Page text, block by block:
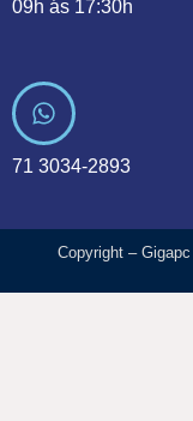
09h ás 17:30h
71 3034-2893
Copyright –